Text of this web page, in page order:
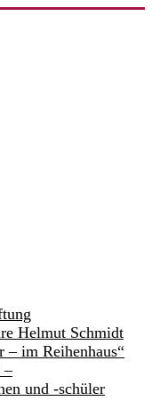
Helmut Schmidt
– im Reihenhaus“
–
und -schüler